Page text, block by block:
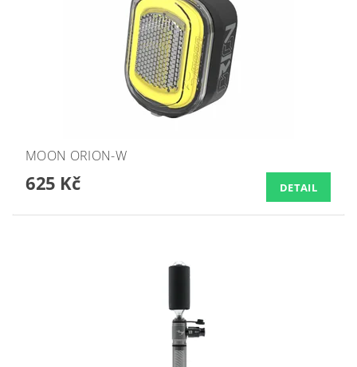
MOON ORION-W
625 Kč DETAIL